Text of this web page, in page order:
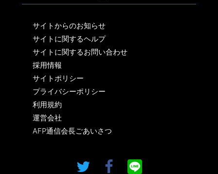
サイトからのお知らせ
サイトに関するヘルプ
サイトに関するお問い合わせ
採用情報
サイトポリシー
プライバシーポリシー
利用規約
運営会社
AFP通信会長ごあいさつ